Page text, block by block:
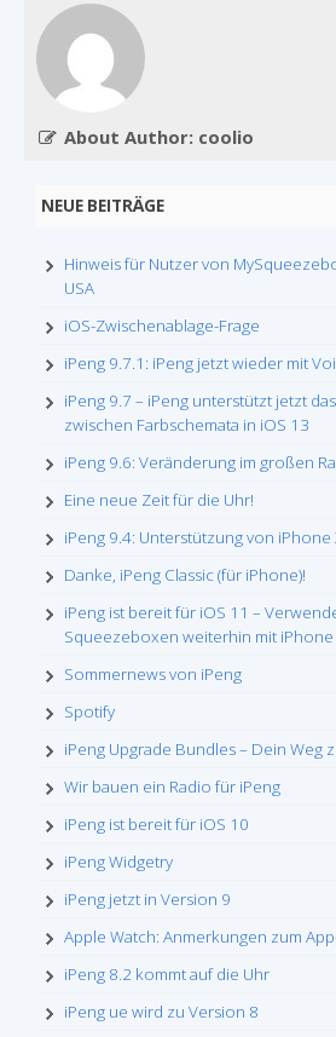
About Author: coolio
NEUE BEITRÄGE
Hinweis für Nutzer von
USA
iOS-Zwischenablage-Frage
iPeng 9.7.1: iPeng jetzt wieder mit
iPeng 9.7 – iPeng unterstützt jetzt
zwischen Farbschemata in iOS 13
iPeng 9.6: Veränderung im großen
Eine neue Zeit für die Uhr!
iPeng 9.4: Unterstützung von iPhone
Danke, iPeng Classic (für iPhone)!
iPeng ist bereit für iOS 11 –
Squeezeboxen weiterhin mit iPhone
Sommernews von iPeng
Spotify
iPeng Upgrade Bundles – Dein Weg
Wir bauen ein Radio für iPeng
iPeng ist bereit für iOS 10
iPeng Widgetry
iPeng jetzt in Version 9
Apple Watch: Anmerkungen zum
iPeng 8.2 kommt auf die Uhr
iPeng ue wird zu Version 8